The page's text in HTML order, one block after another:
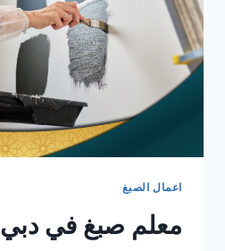
اعمال الصبغ
معلم صبغ في دبي